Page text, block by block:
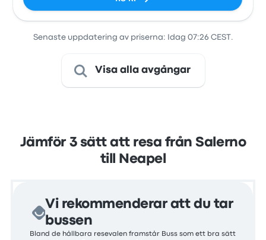
Senaste uppdatering av priserna: Idag 07:26 CEST.
Visa alla avgångar
Jämför 3 sätt att resa från Salerno
till Neapel
Vi rekommenderar att du tar
bussen
Bland de hållbara resevalen framstår Buss som ett bra sätt